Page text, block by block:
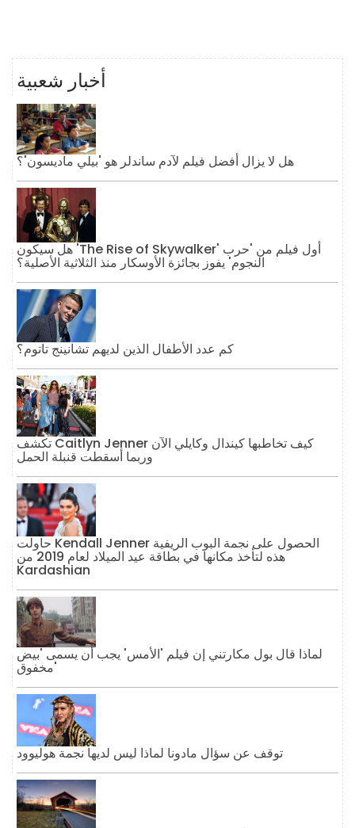
أخبار شعبية
هل لا يزال أفضل فيلم لآدم ساندلر هو 'بيلي ماديسون'؟
هل سيكون 'The Rise of Skywalker' أول فيلم من 'حرب
النجوم' يفوز بجائزة الأوسكار منذ الثلاثية الأصلية؟
كم عدد الأطفال الذين لديهم تشانينج تاتوم؟
تكشف Caitlyn Jenner كيف تخاطبها كيندال وكايلي الآن
وربما أسقطت قنبلة الحمل
حاولت Kendall Jenner الحصول على نجمة البوب ​​الريفية
هذه لتأخذ مكانها في بطاقة عيد الميلاد لعام 2019 من
Kardashian
لماذا قال بول مكارتني إن فيلم 'الأمس' يجب أن يسمى 'بيض
مخفوق'
توقف عن سؤال مادونا لماذا ليس لديها نجمة هوليوود